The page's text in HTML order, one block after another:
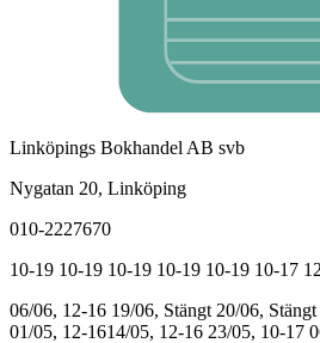
Linköpings Bokhandel AB svb
Nygatan 20, Linköping
010-2227670
10-19 10-19 10-19 10-19 10-19 10-17
06/06, 12-16 19/06, Stängt 20/06, Stängt
01/05, 12-1614/05, 12-16 23/05, 10-17